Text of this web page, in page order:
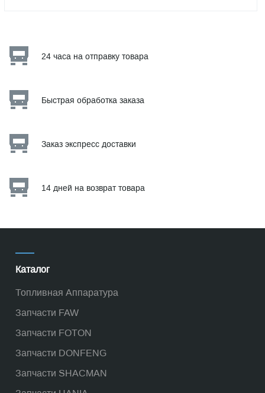
24 часа на отправку товара
Быстрая обработка заказа
Заказ экспресс доставки
14 дней на возврат товара
Каталог
Топливная Аппаратура
Запчасти FAW
Запчасти FOTON
Запчасти DONFENG
Запчасти SHACMAN